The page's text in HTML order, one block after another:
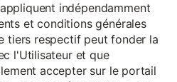
indépendamment
et conditions générales
tiers respectif peut fonder la
l'Utilisateur et que
accepter sur le portail